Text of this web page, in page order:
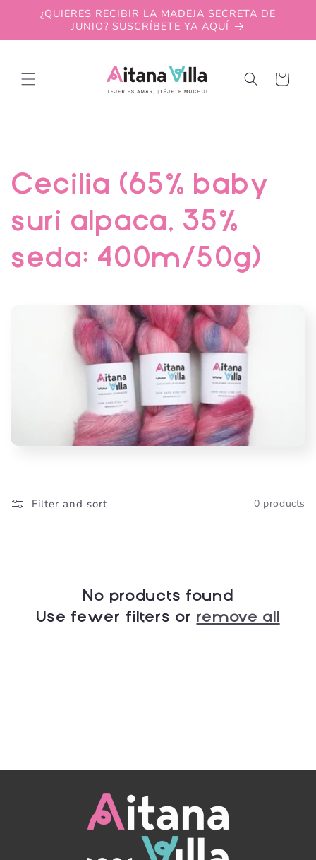
Skip to
content
¿QUIERES RECIBIR LA MADEJA SECRETA DE
JUNIO? SUSCRÍBETE YA AQUÍ
Cart
C
o
l
i
n
Cecilia (65% baby
suri alpaca, 35%
seda; 400m/50g)
Filter and sort 0 products
No products found
Use fewer filters or remove all